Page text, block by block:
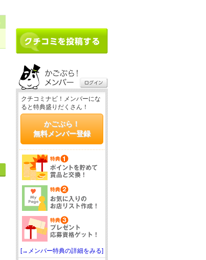
クチコミナビ！メンバーにな
ると特典盛りだくさん！
かごぶら！
無料メンバー登録
[→メンバー特典の詳細をみる]